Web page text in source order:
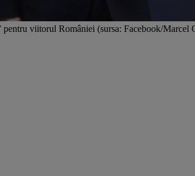
pentru viitorul României (sursa: Facebook/Marcel